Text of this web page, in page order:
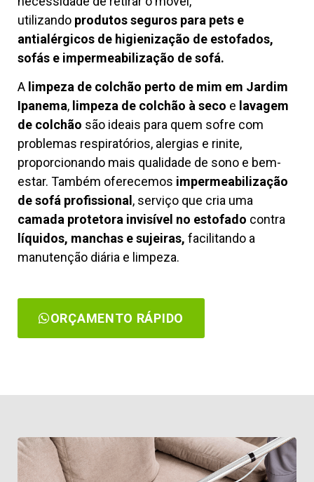
utilizando produtos seguros para pets e
antialérgicos de higienização de estofados,
sofás e impermeabilização de sofá.
A limpeza de colchão perto de mim em Jardim
Ipanema, limpeza de colchão à seco e lavagem
de colchão são ideais para quem sofre com
problemas respiratórios, alergias e rinite,
proporcionando mais qualidade de sono e bem-
estar. Também oferecemos impermeabilização
de sofá profissional , serviço que cria uma
camada protetora invisível no estofado contra
líquidos, manchas e sujeiras, facilitando a
manutenção diária e limpeza.
ORÇAMENTO RÁPIDO